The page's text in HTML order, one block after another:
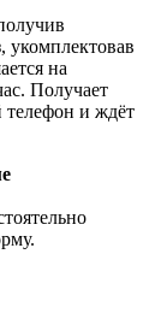
укомплектовав
на
Получает
и ждёт